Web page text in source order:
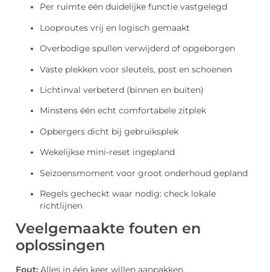
Per ruimte één duidelijke functie vastgelegd
Looproutes vrij en logisch gemaakt
Overbodige spullen verwijderd of opgeborgen
Vaste plekken voor sleutels, post en schoenen
Lichtinval verbeterd (binnen en buiten)
Minstens één echt comfortabele zitplek
Opbergers dicht bij gebruiksplek
Wekelijkse mini-reset ingepland
Seizoensmoment voor groot onderhoud gepland
Regels gecheckt waar nodig: check lokale
richtlijnen
Veelgemaakte fouten en
oplossingen
Fout: Alles in één keer willen aanpakken.